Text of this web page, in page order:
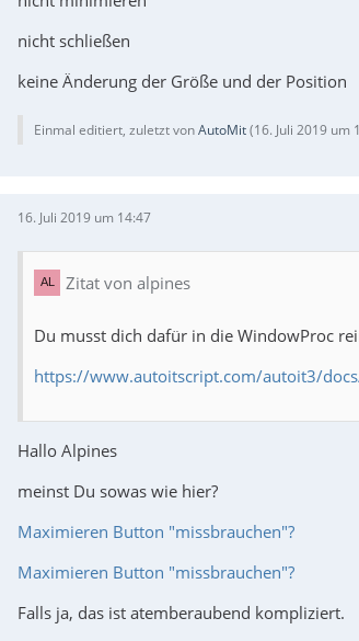
nicht schließen
keine Änderung der Größe und der Position
Einmal editiert, zuletzt vonAutoMit(16. Juli 2019 um
16. Juli 2019 um 14:47
Zitat von alpines
Du musst dich dafür in die WindowProc
https://www.autoitscript.com/autoit3/
Hallo Alpines
meinst Du sowas wie hier?
Maximieren Button "missbrauchen"?
Maximieren Button "missbrauchen"?
Falls ja, das ist atemberaubend kompliziert.